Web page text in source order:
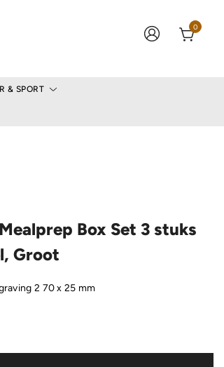
0
& SPORT
Box Set 3 stuks
Groot
2 70 x 25 mm